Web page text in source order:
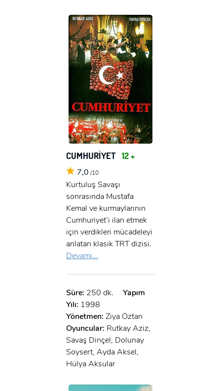
CUMHURİYET 12 +
7,0 /10
Kurtuluş Savaşı
sonrasında Mustafa
Kemal ve kurmaylarının
Cumhuriyet’i ilan etmek
için verdikleri mücadeleyi
anlatan klasik TRT dizisi.
Devamı...
Süre: 250 dk.
Yapım
Yılı: 1998
Yönetmen: Ziya Öztan
Oyuncular: Rutkay Aziz,
Savaş Dinçel, Dolunay
Soysert, Ayda Aksel,
Hülya Aksular